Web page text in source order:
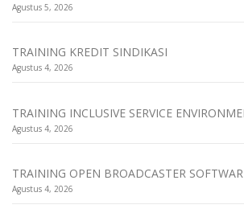
Agustus 5, 2026
TRAINING KREDIT SINDIKASI
Agustus 4, 2026
TRAINING INCLUSIVE SERVICE
Agustus 4, 2026
TRAINING OPEN BROADCASTER
Agustus 4, 2026